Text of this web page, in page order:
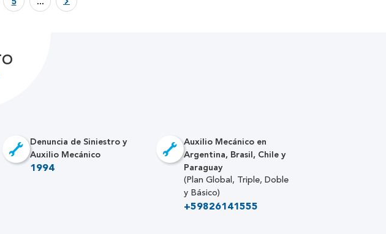
Denuncia de Siniestro y
Auxilio Mecánico
1994
Auxilio Mecánico en
Argentina, Brasil, Chile y
Paraguay
(Plan Global, Triple, Doble
y Básico)
+59826141555